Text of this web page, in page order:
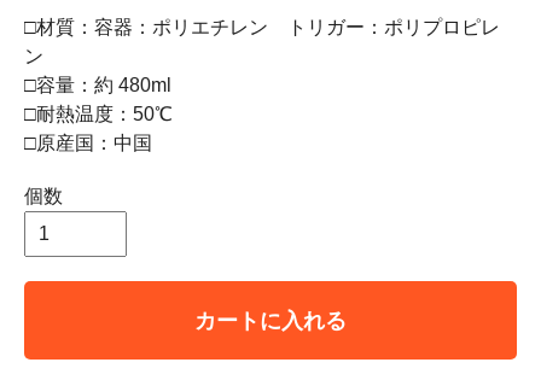
□材質：容器：ポリエチレン トリガー：ポリプロピレ
ン
□容量：約 480ml
□耐熱温度：50℃
□原産国：中国
個数
カートに入れる